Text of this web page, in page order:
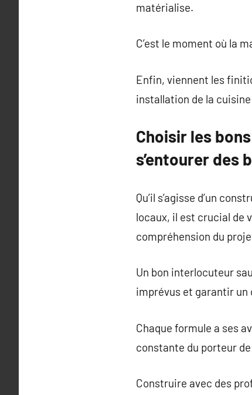
matérialise.
C’est le moment où la
Enfin, viennent les
installation de la
Choisir les
s’entourer
Qu’il s’agisse d’un
locaux, il est crucial de
compréhension du
Un bon interlocuteur
imprévus et garantir
Chaque formule a ses
constante du porteur
Construire avec des